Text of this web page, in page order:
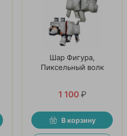
Шар Фигура,
Пиксельный волк
1 100 ₽
В корзину